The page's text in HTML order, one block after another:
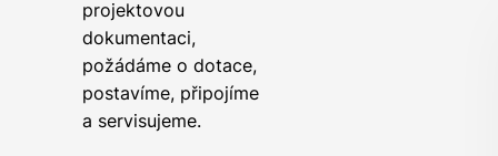
projektovou
dokumentaci,
požádáme o dotace,
postavíme, připojíme
a servisujeme.